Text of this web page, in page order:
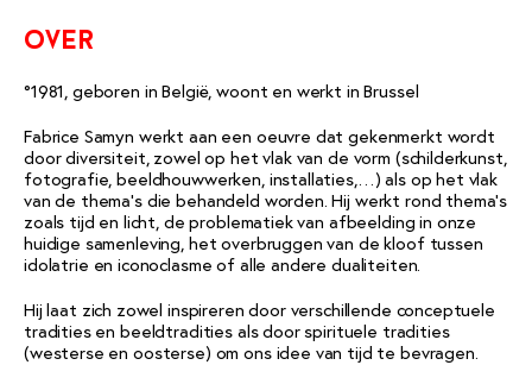
over
°1981, geboren in België, woont en werkt in Brussel
Fabrice Samyn werkt aan een oeuvre dat gekenmerkt wordt
door diversiteit, zowel op het vlak van de vorm (schilderkunst,
fotografie, beeldhouwwerken, installaties,…) als op het vlak
van de thema’s die behandeld worden. Hij werkt rond thema’s
zoals tijd en licht, de problematiek van afbeelding in onze
huidige samenleving, het overbruggen van de kloof tussen
idolatrie en iconoclasme of alle andere dualiteiten.
Hij laat zich zowel inspireren door verschillende conceptuele
tradities en beeldtradities als door spirituele tradities
(westerse en oosterse) om ons idee van tijd te bevragen.